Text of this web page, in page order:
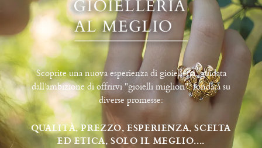
Scoprite una nuova esperienza di gioielleria, guidata
dall’ambizione di offrirvi "gioielli migliori", fondata su
diverse promesse:
QUALITÀ, PREZZO, ESPERIENZA, SCELTA
ED ETICA, SOLO IL MEGLIO....